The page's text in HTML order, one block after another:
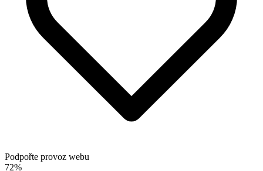
Podpořte provoz webu
72%